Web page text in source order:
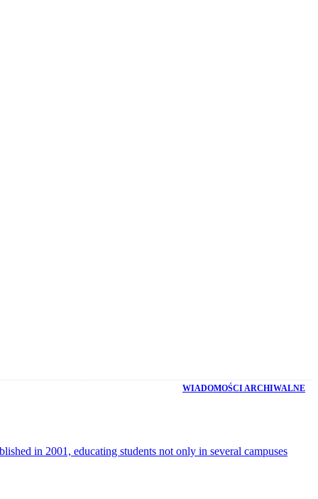
WIADOMOŚCI ARCHIWALNE
in 2001, educating students not only in several campuses